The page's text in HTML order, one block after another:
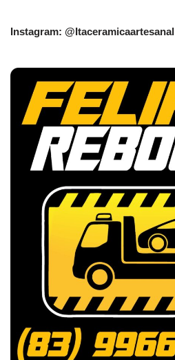
Instagram: @Itaceramicaartesanal